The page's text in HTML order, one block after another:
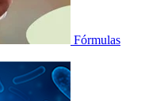
Fórmulas